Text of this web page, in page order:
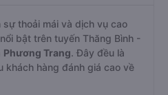
sự thoải mái và dịch vụ cao
bật trên tuyến Thăng Bình -
Phương Trang. Đây đều là
khách hàng đánh giá cao về